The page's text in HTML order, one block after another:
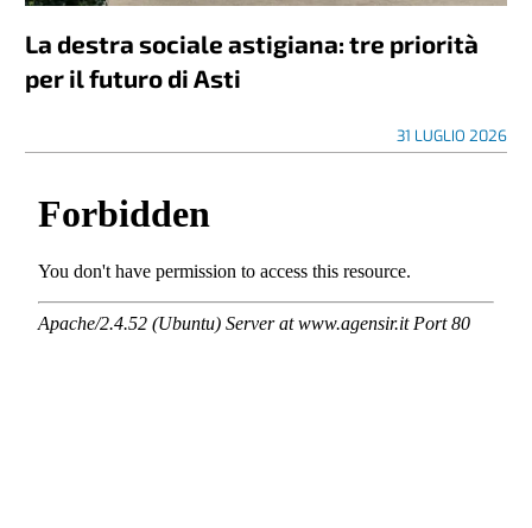
La destra sociale astigiana: tre priorità
per il futuro di Asti
31 LUGLIO 2026